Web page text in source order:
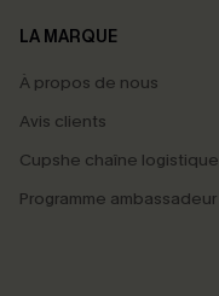
LA MARQUE
À propos de nous
Avis clients
Cupshe chaîne logistique
Programme ambassadeur